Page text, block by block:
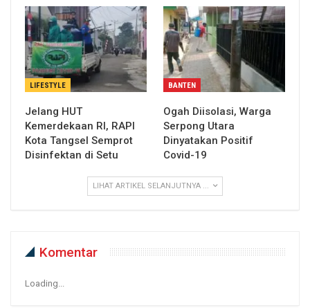
LIFESTYLE
Jelang HUT
Kemerdekaan RI, RAPI
Kota Tangsel Semprot
Disinfektan di Setu
BANTEN
Ogah Diisolasi, Warga
Serpong Utara
Dinyatakan Positif
Covid-19
LIHAT ARTIKEL SELANJUTNYA ...
Komentar
Loading...